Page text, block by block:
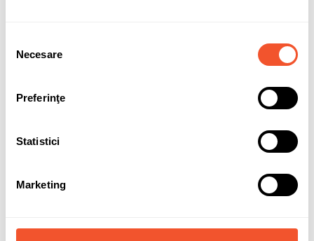
consimțământului
Necesare
Preferinţe
Statistici
Marketing
Garanție acumulatori
Capacitate (Ah) 25